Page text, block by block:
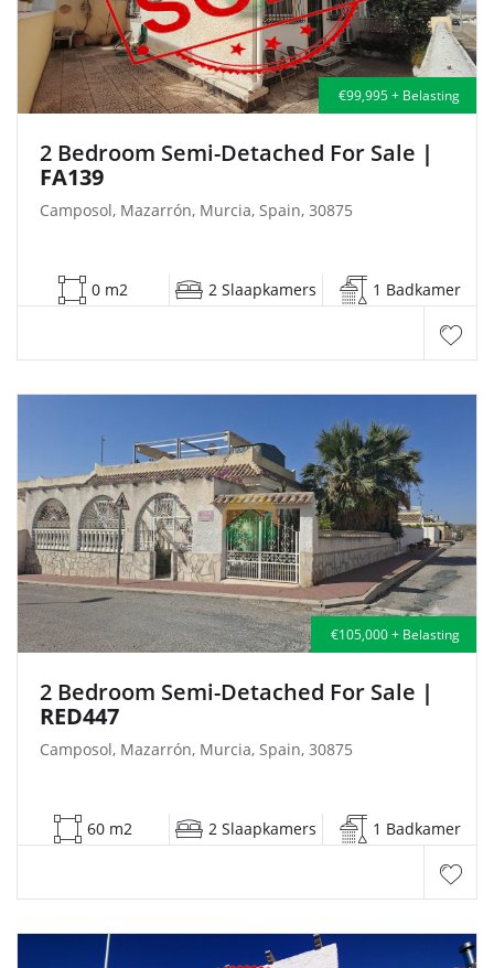
€99,995 + Belasting
2 Bedroom Semi-Detached For Sale |
FA139
Camposol, Mazarrón, Murcia, Spain, 30875
0 m2 2 Slaapkamers 1 Badkamer
€105,000 + Belasting
2 Bedroom Semi-Detached For Sale |
RED447
Camposol, Mazarrón, Murcia, Spain, 30875
60 m2 2 Slaapkamers 1 Badkamer